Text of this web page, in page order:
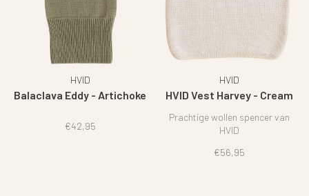
HVID
Balaclava Eddy - Artichoke
€42,95
HVID
HVID Vest Harvey - Cream
Prachtige wollen spencer van
HVID
€56,95